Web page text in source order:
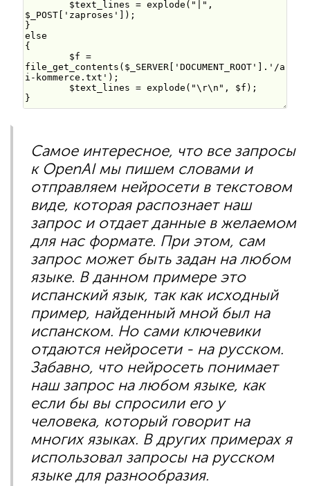
Самое интересное, что все запросы
к OpenAI мы пишем словами и
отправляем нейросети в текстовом
виде, которая распознает наш
запрос и отдает данные в желаемом
для нас формате. При этом, сам
запрос может быть задан на любом
языке. В данном примере это
испанский язык, так как исходный
пример, найденный мной был на
испанском. Но сами ключевики
отдаются нейросети - на русском.
Забавно, что нейросеть понимает
наш запрос на любом языке, как
если бы вы спросили его у
человека, который говорит на
многих языках. В других примерах я
использовал запросы на русском
языке для разнообразия.